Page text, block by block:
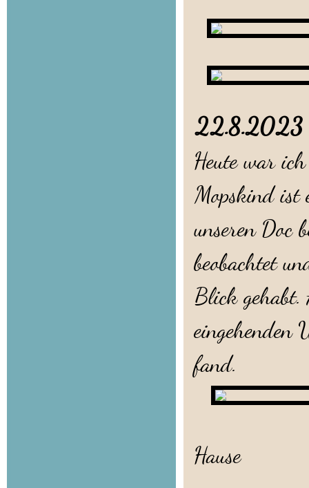
Heute war
Mopskind ist
unseren Doc
beobachtet
Blick gehabt.
eingehenden
fand.
Hause